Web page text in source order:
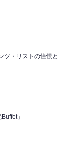
ツ・リストの憧憬と
」